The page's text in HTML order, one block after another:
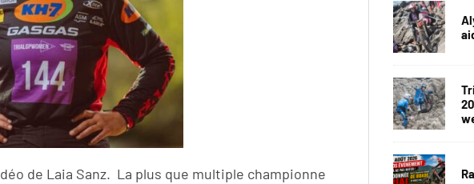
de Laia Sanz. La plus que multiple championne